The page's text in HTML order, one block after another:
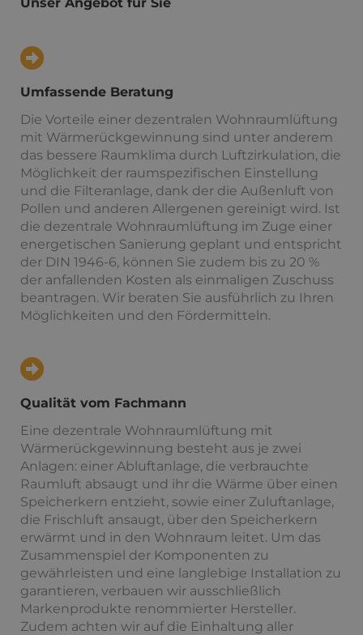
Umfassende Beratung
Die Vorteile einer dezentralen Wohnraumlüftung
mit Wärmerückgewinnung sind unter anderem
das bessere Raumklima durch Luftzirkulation, die
Möglichkeit der raumspezifischen Einstellung
und die Filteranlage, dank der die Außenluft von
Pollen und anderen Allergenen gereinigt wird. Ist
die dezentrale Wohnraumlüftung im Zuge einer
energetischen Sanierung geplant und entspricht
der DIN 1946-6, können Sie zudem bis zu 20 %
der anfallenden Kosten als einmaligen Zuschuss
beantragen. Wir beraten Sie ausführlich zu Ihren
Möglichkeiten und den Fördermitteln.
Qualität vom Fachmann
Eine dezentrale Wohnraumlüftung mit
Wärmerückgewinnung besteht aus je zwei
Anlagen: einer Abluftanlage, die verbrauchte
Raumluft absaugt und ihr die Wärme über einen
Speicherkern entzieht, sowie einer Zuluftanlage,
die Frischluft ansaugt, über den Speicherkern
erwärmt und in den Wohnraum leitet. Um das
Zusammenspiel der Komponenten zu
gewährleisten und eine langlebige Installation zu
garantieren, verbauen wir ausschließlich
Markenprodukte renommierter Hersteller.
Zudem achten wir auf die Einhaltung aller